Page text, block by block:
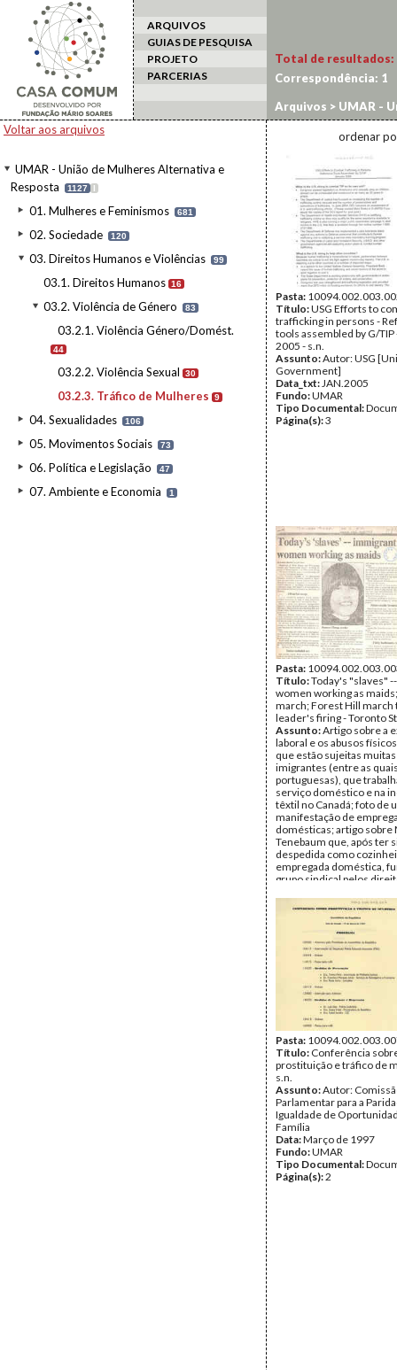
ARQUIVOS
GUIAS DE PESQUISA
PROJETO
PARCERIAS
Voltar aos arquivos
UMAR - União de Mulheres Alternativa e
Resposta
1127 I
01. Mulheres e Feminismos 681
02. Sociedade 120
03. Direitos Humanos e Violências 99
03.1. Direitos Humanos 16
03.2. Violência de Género 83
03.2.1. Violência Género/Domést.
44
03.2.2. Violência Sexual 30
03.2.3. Tráfico de Mulheres 9
04. Sexualidades 106
05. Movimentos Sociais 73
06. Política e Legislação 47
07. Ambiente e Economia 1
Total de resultados:
Correspondência: 1
Arquivos > UMAR -
Violência de Género
ordenar
Pasta:
Título:USG Efforts to
trafficking in persons -
tools assembled by G/TIP
2005 - s.n.
Assunto:Autor: USG
Government]
Data_txt:JAN.2005
Fundo:UMAR
Tipo Documental:
Página(s):3
Pasta:
Título:Today's "slaves"
women working as
march; Forest Hill march
leader's firing - Toronto
Assunto:Artigo sobre a
laboral e os abusos
que estão sujeitas
imigrantes (entre as
portuguesas), que
serviço doméstico e na
têxtil no Canadá; foto de
manifestação de
domésticas; artigo sobre
Tenebaum que, após ter
despedida como
empregada doméstica,
grupo sindical pelos
uma manifestação em
onde foi despedida.
Migrantes, Trabalho
Serviço Doméstico,
Autor do artigo:Louise
Data:1979
IDM
Tipo Documental:
Página(s):2
Pasta:
Título: Conferência
prostituição e tráfico de
s.n.
Assunto:Autor:
Parlamentar para a
Igualdade de
Família
Data:Março de 1997
Fundo:UMAR
Tipo Documental:
Página(s):2